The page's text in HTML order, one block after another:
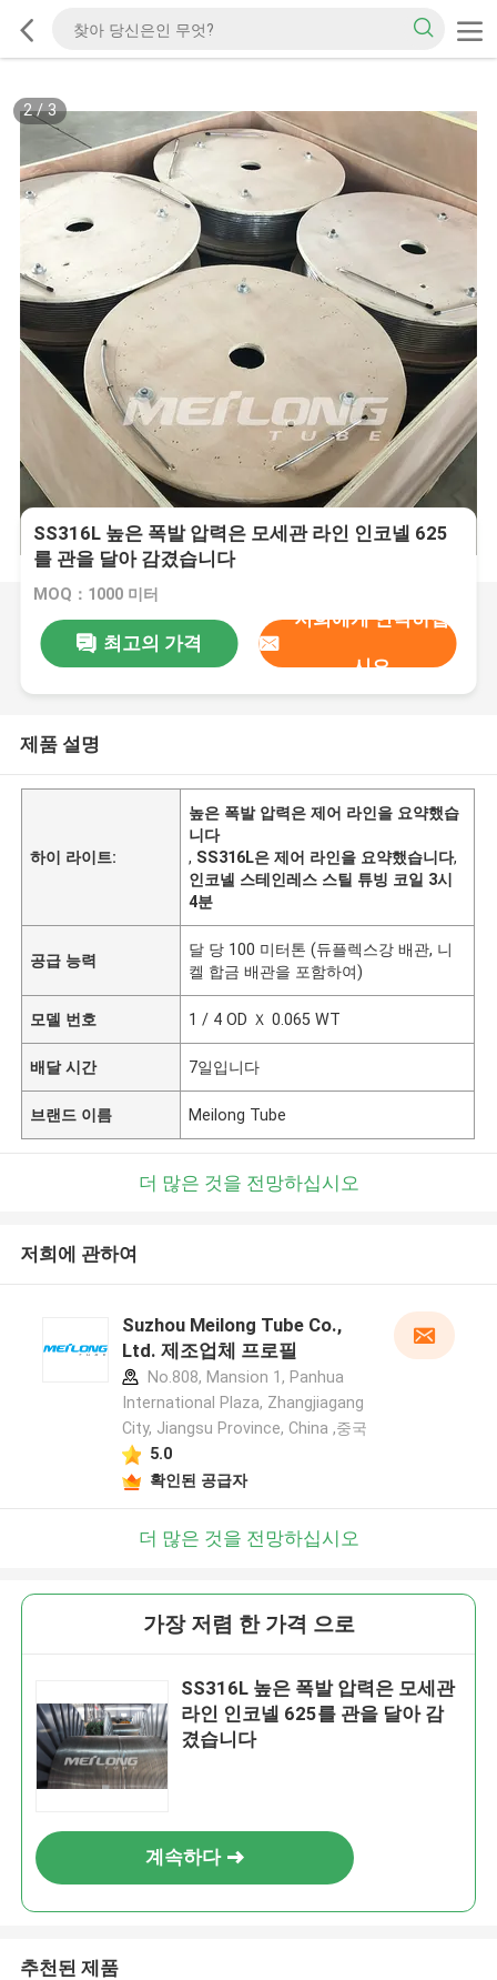
2/3
SS316L 높은 폭발 압력은 모세관 라인 인코넬 625
를 관을 달아 감겼습니다
MOQ：1000 미터
최고의 가격
저희에게 연락하십
시오
제품 설명
하이 라이트:
높은 폭발 압력은 제어 라인을 요약했습
니다
, SS316L은 제어 라인을 요약했습니다,
인코넬 스테인레스 스틸 튜빙 코일 3시
4분
공급 능력
달 당 100 미터톤 (듀플렉스강 배관, 니
켈 합금 배관을 포함하여)
모델 번호 1 / 4 OD Ｘ 0.065 WT
배달 시간 7일입니다
브랜드 이름 Meilong Tube
더 많은 것을 전망하십시오
저희에 관하여
Suzhou Meilong Tube Co.,
Ltd. 제조업체 프로필
No.808, Mansion 1, Panhua
International Plaza, Zhangjiagang
City, Jiangsu Province, China ,중국
5.0
확인된 공급자
더 많은 것을 전망하십시오
가장 저렴 한 가격 으로
SS316L 높은 폭발 압력은 모세관
라인 인코넬 625를 관을 달아 감
겼습니다
계속하다
추천된 제품